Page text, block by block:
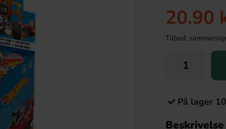
Doodles Maxibag 450g Dave & Jons Dadler Sour Cola
20.90
Tilbud,
På lager
Beskrivelse